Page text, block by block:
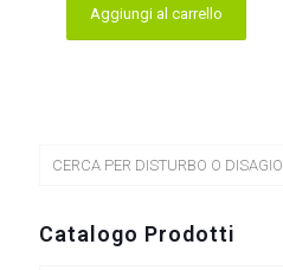
Aggiungi al carrello
CERCA PER DISTURBO O DISAGIO
Catalogo Prodotti